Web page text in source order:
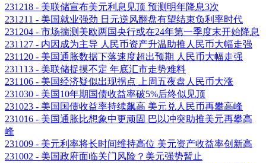
231218 - 美联储宣布美元利息见顶 预测明年降息3次
231211 - 美国就业强劲 日元逆风翻盘有望结束负利率时代
231204 - 市场揣测美欧两国央行或在24年第一季度末开始降息
231127 - 内因成为主导 人民币资产升温助推人民币大幅走强
231120 - 美国通胀数据下落速度超出预期 人民币大幅走强
231113 - 美联储捉摸不定 年底汇市走势难料
231106 - 美国经济疑似出现拐点 上周五夜盘人民币大涨
231030 - 美国10年期国债收益率破5%后终似见顶
231023 - 美国国债收益率持续飙高 美元兑人民币再攀高峰
231016 - 美国通胀比想象中更顽固 巴以冲突助推美元再攀高
峰
231009 - 美元利率将长时间维持高位 美元资产收益率创新高
231002 - 美国政府面临关门风险？美元强势暂止